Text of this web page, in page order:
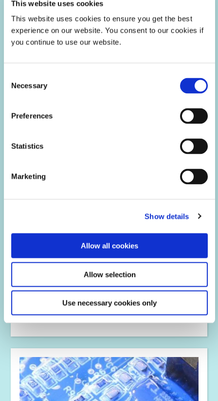
This website uses cookies
This website uses cookies to ensure you get the best
experience on our website. You consent to our cookies if
you continue to use our website.
Selection
Necessary
Preferences
Statistics
Marketing
Show details
Allow all cookies
Allow selection
Use necessary cookies only
LED 광 경화 소재는 LED 빛에 노출되면 경화되어 제조업체
에 경제적이고 처리량이 높은 솔루션을 제공합니다.
멀티큐어® 기술
2차 열이나 활성제 경화 기능이 있는 광경화성 소재입니다.